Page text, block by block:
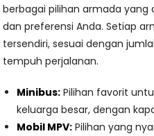
berbagai pilihan armada yang
dan preferensi Anda. Setiap
tersendiri, sesuai dengan
tempuh perjalanan.
Minibus: Pilihan favorit
keluarga besar, dengan
Mobil MPV: Pilihan yang